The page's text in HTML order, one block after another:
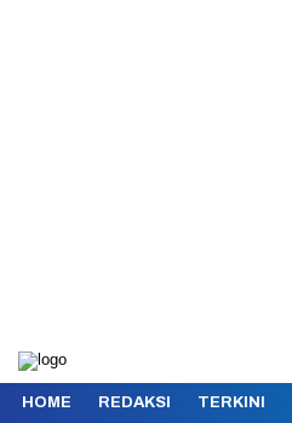
HOME REDAKSI TERKINI